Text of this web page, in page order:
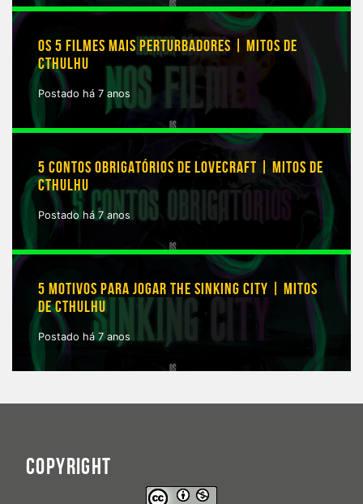
OS 5 FILMES MAIS PERTURBADORES | MITOS DE
CTHULHU
Postado há 7 anos
5 CONTOS OBRIGATÓRIOS DE LOVECRAFT | MITOS DE
CTHULHU
Postado há 7 anos
5 MOTIVOS PARA JOGAR THE SINKING CITY | MITOS
DE CTHULHU
Postado há 7 anos
COPYRIGHT